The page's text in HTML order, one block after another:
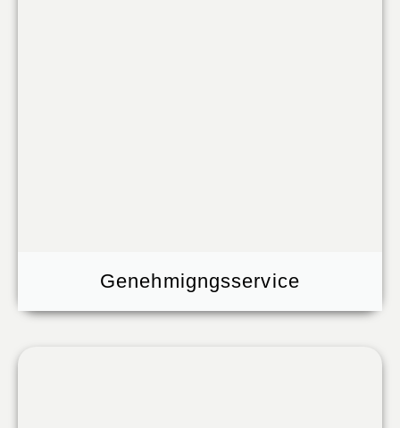
Genehmigngsservice